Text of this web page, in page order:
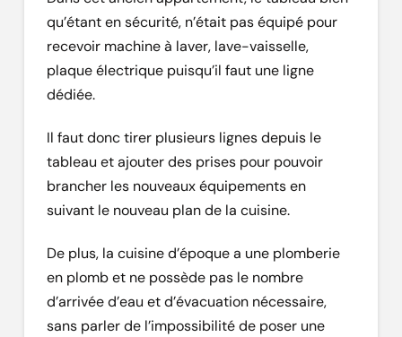
qu’étant en sécurité, n’était pas équipé pour
recevoir machine à laver, lave-vaisselle,
plaque électrique puisqu’il faut une ligne
dédiée.
Il faut donc tirer plusieurs lignes depuis le
tableau et ajouter des prises pour pouvoir
brancher les nouveaux équipements en
suivant le nouveau plan de la cuisine.
De plus, la cuisine d’époque a une plomberie
en plomb et ne possède pas le nombre
d’arrivée d’eau et d’évacuation nécessaire,
sans parler de l’impossibilité de poser une